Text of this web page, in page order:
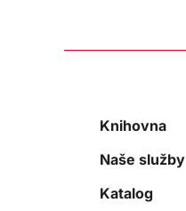
Knihovna
Naše služby
Katalog